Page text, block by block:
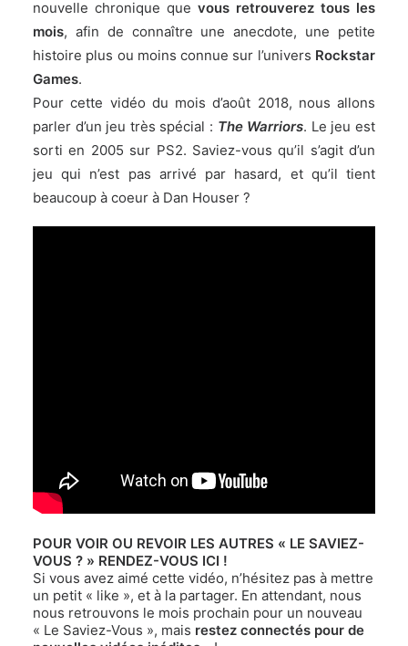
nouvelle chronique que vous retrouverez tous les
mois, afin de connaître une anecdote, une petite
histoire plus ou moins connue sur l’univers Rockstar
Games.
Pour cette vidéo du mois d’août 2018, nous allons
parler d’un jeu très spécial : The Warriors. Le jeu est
sorti en 2005 sur PS2. Saviez-vous qu’il s’agit d’un
jeu qui n’est pas arrivé par hasard, et qu’il tient
beaucoup à coeur à Dan Houser ?
POUR VOIR OU REVOIR LES AUTRES « LE SAVIEZ-
VOUS ? » RENDEZ-VOUS ICI !
Si vous avez aimé cette vidéo, n’hésitez pas à mettre
un petit « like », et à la partager. En attendant, nous
nous retrouvons le mois prochain pour un nouveau
« Le Saviez-Vous », mais restez connectés pour de